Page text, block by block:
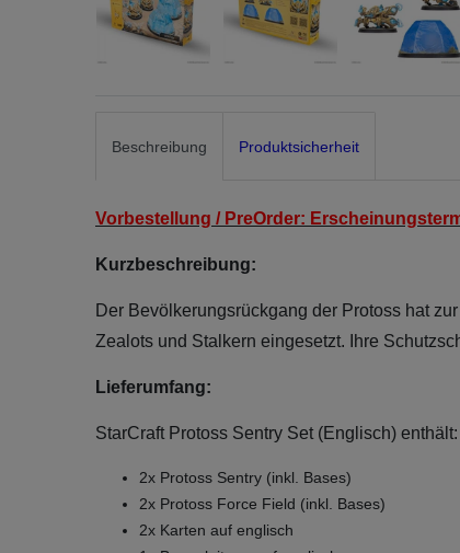
Beschreibung Produktsicherheit
Vorbestellung / PreOrder:
Kurzbeschreibung:
Der Bevölkerungsrückgang der Protoss hat
Zealots und Stalkern eingesetzt. Ihre
Lieferumfang:
StarCraft Protoss Sentry Set (Englisch) enthält:
2x Protoss Sentry (inkl. Bases)
2x Protoss Force Field (inkl. Bases)
2x Karten auf englisch